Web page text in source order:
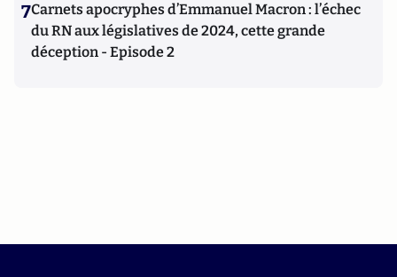
7Carnets apocryphes d’Emmanuel Macron : l’échec
du RN aux législatives de 2024, cette grande
déception - Episode 2